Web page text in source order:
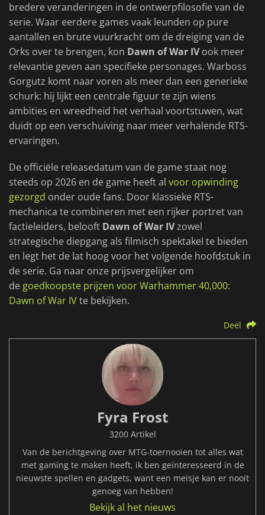
bredere veranderingen in de ontwerpfilosofie van de
serie. Waar eerdere games vaak leunden op pure
aantallen en brute vuurkracht om de dreiging van de
Orks over te brengen, kon Dawn of War IVook meer
relevantie geven aan specifieke personages. Warboss
Gorgutz komt naar voren als meer dan een generieke
schurk: hij lijkt een centrale figuur te zijn wiens
ambities en wreedheid het verhaal voortstuwen, wat
duidt op een verschuiving naar meer verhalende RTS-
ervaringen.
De officiële releasedatum van de game staat nog
steeds op 2026 en de game heeft al voor opwinding
gezorgd onder oude fans. Door klassieke RTS-
mechanica te combineren met een rijker portret van
factieleiders, belooft Dawn of War IVzowel
strategische diepgang als filmisch spektakel te bieden
en legt het de lat hoog voor het volgende hoofdstuk in
de serie. Ga naar onze prijsvergelijker om
de goedkoopste prijzen voor Warhammer 40,000:
Dawn of War IVte bekijken.
Deel
Fyra Frost
3200 Artikel
Van de berichtgeving over MTG-toernooien tot alles wat
met gaming te maken heeft, ik ben geïnteresseerd in de
nieuwste spellen en gadgets, want een meisje kan er nooit
genoeg van hebben!
Bekijk al het nieuws